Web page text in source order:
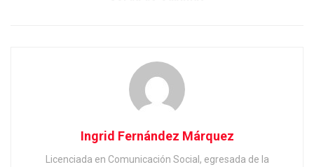
Ingrid Fernández Márquez
Licenciada en Comunicación Social, egresada de la